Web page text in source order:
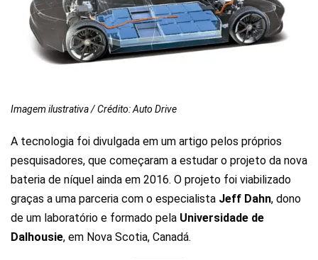
Imagem ilustrativa / Crédito: Auto Drive
A tecnologia foi divulgada em um artigo pelos próprios
pesquisadores, que começaram a estudar o projeto da nova
bateria de níquel ainda em 2016. O projeto foi viabilizado
graças a uma parceria com o especialista Jeff Dahn, dono
de um laboratório e formado pela Universidade de
Dalhousie, em Nova Scotia, Canadá.